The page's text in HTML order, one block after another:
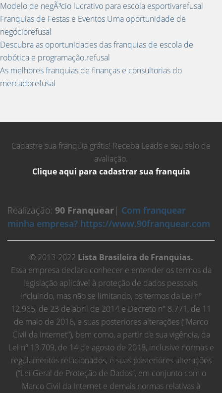
Modelo de negÃ³cio lucrativo para escola esportivarefusal
Franquias de Festas e Eventos Uma oportunidade de
negóciorefusal
Descubra as oportunidades das franquias de escola de
robótica e programação.refusal
As melhores franquias de finanças e consultorias do
mercadorefusal
Cadastre sua franquia grátis! Receba Leads e seu selo de
avaliação.
Clique aqui para cadastrar sua franquia
Realização: 90 Franquear| Com franquear
minha empresa? https://www.90franquear.com
© 2013-2022 Lista Brasileira de Franquias.
Essa empresa declara conhecer e entender os termos da
legislação aplicável à proteção de dados pessoais,
incluindo, mas não se limitando, os termos da Lei nº
12.965, de 23 de abril de 2014 e Decreto nº 8.771, de 11
de maio de 2016, e suas posteriores alterações (“Marco
Civil da Internet”), bem como, a partir de sua vigência, da
Lei nº 13.709, de 14 de agosto de 2018, inclusive normas e
regulamentos relacionados, e suas posteriores alterações
(“Lei Geral de Proteção de Dados”, em conjunto com o
Marco Civil da Internet e demais normas relativas à